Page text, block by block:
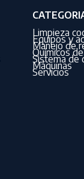
Limpieza
Equipos y
Manejo de
Químicos
Sistema de
Máquinas
Servicios